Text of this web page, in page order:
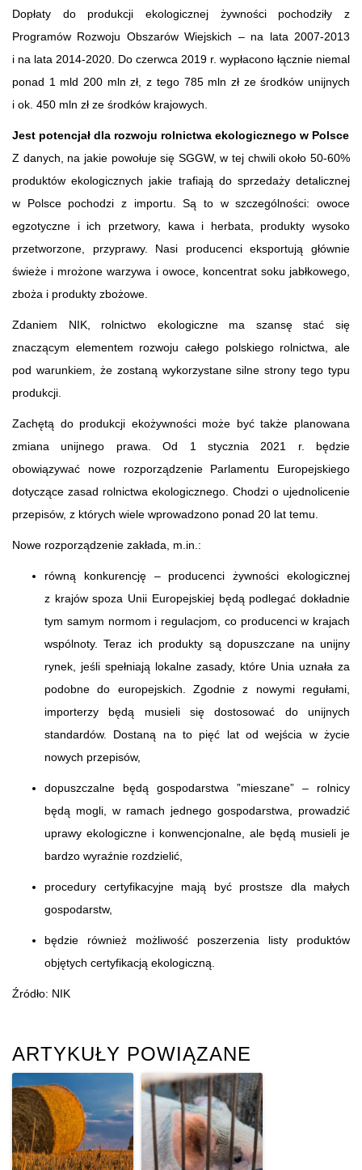
Dopłaty do produkcji ekologicznej żywności pochodziły z
Programów Rozwoju Obszarów Wiejskich – na lata 2007-2013
i na lata 2014-2020. Do czerwca 2019 r. wypłacono łącznie niemal
ponad 1 mld 200 mln zł, z tego 785 mln zł ze środków unijnych
i ok. 450 mln zł ze środków krajowych.
Jest potencjał dla rozwoju rolnictwa ekologicznego w Polsce
Z danych, na jakie powołuje się SGGW, w tej chwili około 50-60%
produktów ekologicznych jakie trafiają do sprzedaży detalicznej
w Polsce pochodzi z importu. Są to w szczególności: owoce
egzotyczne i ich przetwory, kawa i herbata, produkty wysoko
przetworzone, przyprawy. Nasi producenci eksportują głównie
świeże i mrożone warzywa i owoce, koncentrat soku jabłkowego,
zboża i produkty zbożowe.
Zdaniem NIK, rolnictwo ekologiczne ma szansę stać się
znaczącym elementem rozwoju całego polskiego rolnictwa, ale
pod warunkiem, że zostaną wykorzystane silne strony tego typu
produkcji.
Zachętą do produkcji ekożywności może być także planowana
zmiana unijnego prawa. Od 1 stycznia 2021 r. będzie
obowiązywać nowe rozporządzenie Parlamentu Europejskiego
dotyczące zasad rolnictwa ekologicznego. Chodzi o ujednolicenie
przepisów, z których wiele wprowadzono ponad 20 lat temu.
Nowe rozporządzenie zakłada, m.in.:
równą konkurencję – producenci żywności ekologicznej
z krajów spoza Unii Europejskiej będą podlegać dokładnie
tym samym normom i regulacjom, co producenci w krajach
wspólnoty. Teraz ich produkty są dopuszczane na unijny
rynek, jeśli spełniają lokalne zasady, które Unia uznała za
podobne do europejskich. Zgodnie z nowymi regułami,
importerzy będą musieli się dostosować do unijnych
standardów. Dostaną na to pięć lat od wejścia w życie
nowych przepisów,
dopuszczalne będą gospodarstwa ”mieszane” – rolnicy
będą mogli, w ramach jednego gospodarstwa, prowadzić
uprawy ekologiczne i konwencjonalne, ale będą musieli je
bardzo wyraźnie rozdzielić,
procedury certyfikacyjne mają być prostsze dla małych
gospodarstw,
będzie również możliwość poszerzenia listy produktów
objętych certyfikacją ekologiczną.
Źródło: NIK
ARTYKUŁY POWIĄZANE